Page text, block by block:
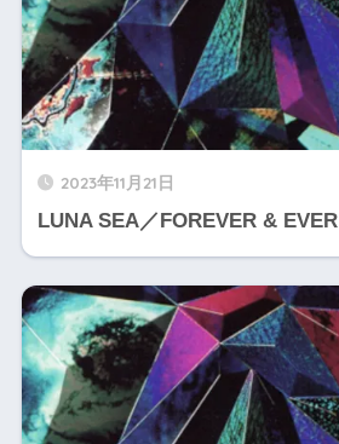
2023年11月21日
LUNA SEA／FOREVER & EVER